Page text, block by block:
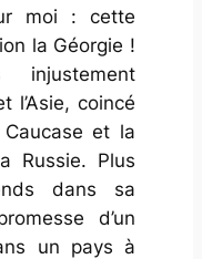
moi : cette
la Géorgie !
l’Asie, coincé
et la
Russie. Plus
dans sa
d’un
un pays à